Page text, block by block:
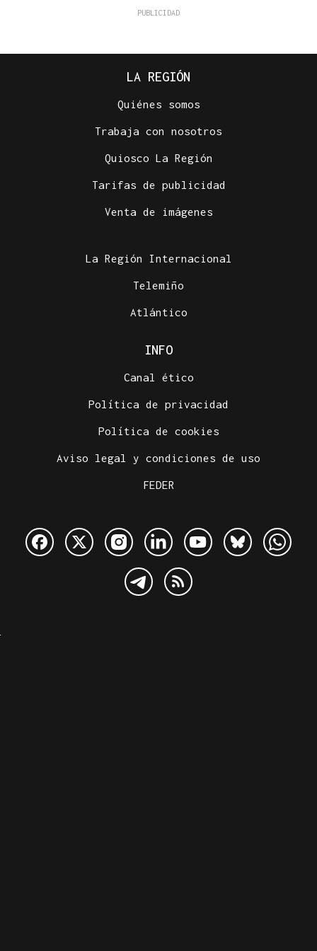
LA REGIÓN
Quiénes somos
Trabaja con nosotros
Quiosco La Región
Tarifas de publicidad
Venta de imágenes
La Región Internacional
Telemiño
Atlántico
INFO
Canal ético
Política de privacidad
Política de cookies
Aviso legal y condiciones de uso
FEDER